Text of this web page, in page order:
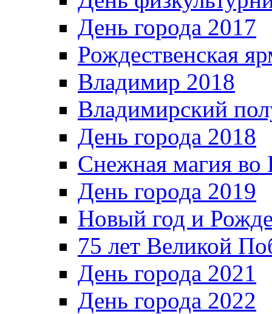
День города 2017
Рождественская
Владимир 2018
Владимирский
День города 2018
Снежная магия во
День города 2019
Новый год и
75 лет Великой
День города 2021
День города 2022